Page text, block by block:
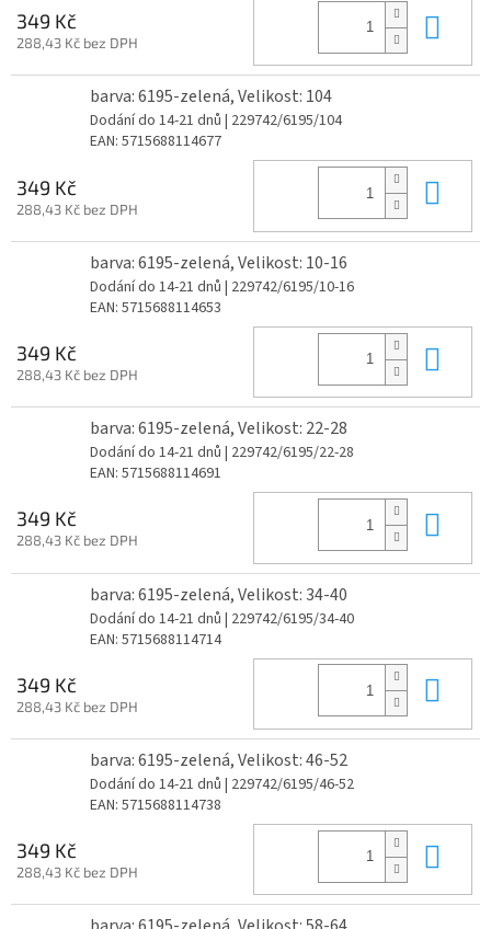
349 Kč
288,43 Kč bez DPH
barva: 6195-zelená, Velikost: 104
Dodání do 14-21 dnů | 229742/6195/104
EAN: 5715688114677
349 Kč
288,43 Kč bez DPH
barva: 6195-zelená, Velikost: 10-16
Dodání do 14-21 dnů | 229742/6195/10-16
EAN: 5715688114653
349 Kč
288,43 Kč bez DPH
barva: 6195-zelená, Velikost: 22-28
Dodání do 14-21 dnů | 229742/6195/22-28
EAN: 5715688114691
349 Kč
288,43 Kč bez DPH
barva: 6195-zelená, Velikost: 34-40
Dodání do 14-21 dnů | 229742/6195/34-40
EAN: 5715688114714
349 Kč
288,43 Kč bez DPH
barva: 6195-zelená, Velikost: 46-52
Dodání do 14-21 dnů | 229742/6195/46-52
EAN: 5715688114738
349 Kč
288,43 Kč bez DPH